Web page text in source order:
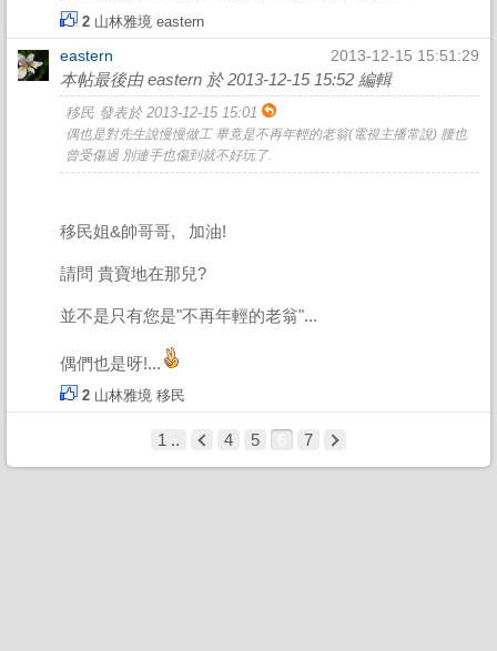
2 山林雅境 eastern
eastern 2013-12-15 15:51:29
本帖最後由 eastern 於 2013-12-15 15:52 編輯
移民 發表於 2013-12-15 15:01
偶也是對先生說慢慢做工 畢竟是不再年輕的老翁(電視主播常說) 腰也
曾受傷過 別連手也傷到就不好玩了.
移民姐&帥哥哥, 加油!
請問 貴寶地在那兒?
並不是只有您是"不再年輕的老翁"...
偶們也是呀!...
2 山林雅境 移民
1 .. 4 5 7